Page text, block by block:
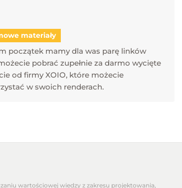
materiały
początek mamy dla was parę linków
pobrać zupełnie za darmo wycięte
od firmy XOIO, które możecie
w swoich renderach.
wartościowej wiedzy z zakresu projektowania,